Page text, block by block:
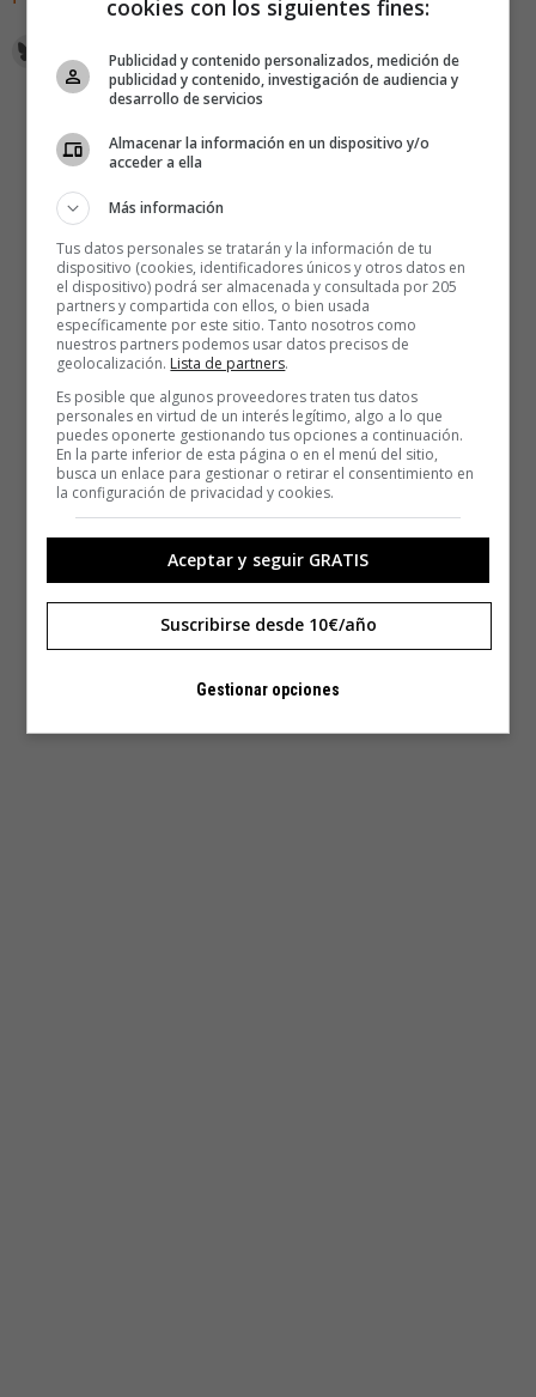
cookies con los siguientes fines:
Publicidad y contenido personalizados, medición de
publicidad y contenido, investigación de audiencia y
desarrollo de servicios
Almacenar la información en un dispositivo y/o
acceder a ella
Más información
Tus datos personales se tratarán y la información de tu
dispositivo (cookies, identificadores únicos y otros datos en
el dispositivo) podrá ser almacenada y consultada por 205
partners y compartida con ellos, o bien usada
específicamente por este sitio. Tanto nosotros como
nuestros partners podemos usar datos precisos de
geolocalización. Lista de partners.
Es posible que algunos proveedores traten tus datos
personales en virtud de un interés legítimo, algo a lo que
puedes oponerte gestionando tus opciones a continuación.
En la parte inferior de esta página o en el menú del sitio,
busca un enlace para gestionar o retirar el consentimiento en
la configuración de privacidad y cookies.
Aceptar y seguir GRATIS
Suscribirse desde 10€/año
Gestionar opciones